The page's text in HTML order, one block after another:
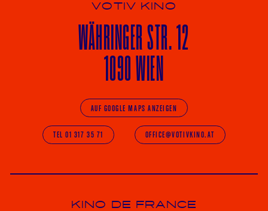
VOTIV KINO
WÄHRINGERSTR. 12
1090 WIEN
AUF GOOGLE MAPS ANZEIGEN
TEL 01 317 35 71 OFFICE@VOTIVKINO.AT
KINO DE FRANCE